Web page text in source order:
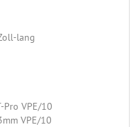
lang
Pro VPE/10
VPE/10